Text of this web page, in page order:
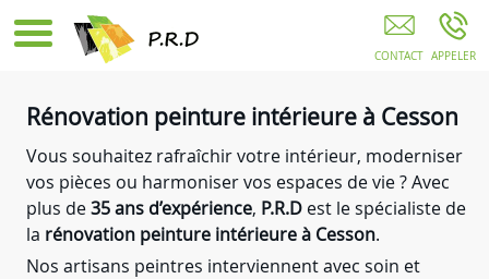
Travaux De Rénovation CESSON
Rénovation peinture intérieure à Cesson
Vous souhaitez rafraîchir votre intérieur, moderniser
vos pièces ou harmoniser vos espaces de vie ? Avec
plus de35 ans d’expérience, P.R.D est le spécialiste de
la rénovation peinture intérieure à Cesson.
Nos artisans peintres interviennent avec soin et